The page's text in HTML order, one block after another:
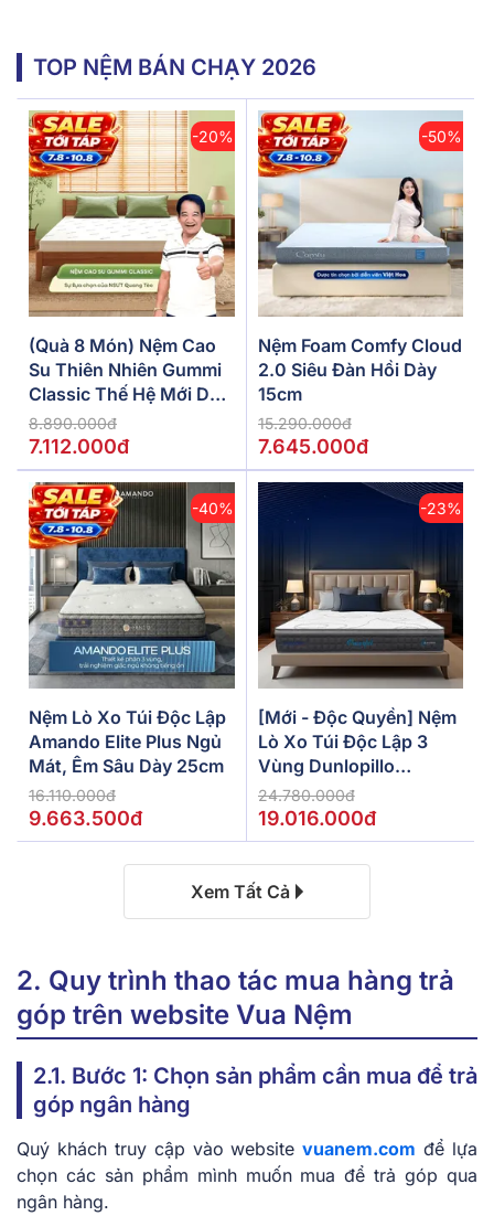
TOP NỆM BÁN CHẠY 2026
-20%
(Quà 8 Món) Nệm Cao
Su Thiên Nhiên Gummi
Classic Thế Hệ Mới Dày
5/10/15cm
8.890.000đ
7.112.000đ
-50%
Nệm Foam Comfy Cloud
2.0 Siêu Đàn Hồi Dày
15cm
15.290.000đ
7.645.000đ
-40%
Nệm Lò Xo Túi Độc Lập
Amando Elite Plus Ngủ
Mát, Êm Sâu Dày 25cm
16.110.000đ
9.663.500đ
-23%
[Mới - Độc Quyền] Nệm
Lò Xo Túi Độc Lập 3
Vùng Dunlopillo
De.Stress Powerful
24.780.000đ
19.016.000đ
Xem Tất Cả
2. Quy trình thao tác mua hàng trả
góp trên website Vua Nệm
2.1. Bước 1: Chọn sản phẩm cần mua để trả
góp ngân hàng
Quý khách truy cập vào websitevuanem.com để lựa
chọn các sản phẩm mình muốn mua để trả góp qua
ngân hàng.